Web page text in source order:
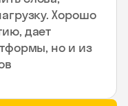
Хорошо
дает
но и из